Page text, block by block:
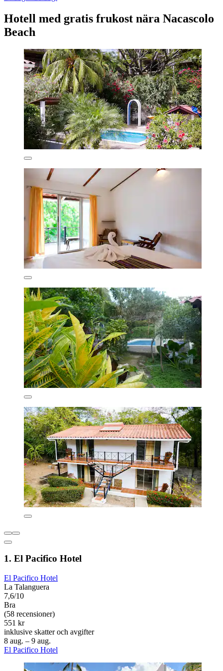
Hotell med gratis frukost nära Nacascolo
Beach
1. El Pacifico Hotel
El Pacifico Hotel
La Talanguera
7,6/10
Bra
(58 recensioner)
551 kr
inklusive skatter och avgifter
8 aug. – 9 aug.
El Pacifico Hotel